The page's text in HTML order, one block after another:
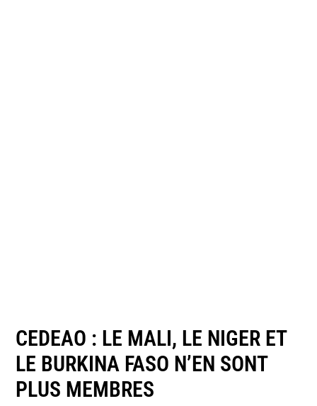
CEDEAO : LE MALI, LE NIGER ET
LE BURKINA FASO N’EN SONT
PLUS MEMBRES